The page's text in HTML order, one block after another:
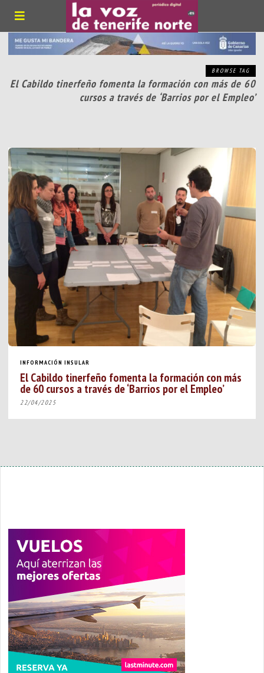
BROWSE TAG
El Cabildo tinerfeño fomenta la formación con más de 60
cursos a través de ‘Barrios por el Empleo’
INFORMACIÓN INSULAR
El Cabildo tinerfeño fomenta la formación con más
de 60 cursos a través de ‘Barrios por el Empleo’
22/04/2025